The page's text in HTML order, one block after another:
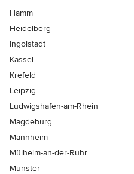
Hamm
Heidelberg
Ingolstadt
Kassel
Krefeld
Leipzig
Ludwigshafen-am-Rhein
Magdeburg
Mannheim
Mülheim-an-der-Ruhr
Münster